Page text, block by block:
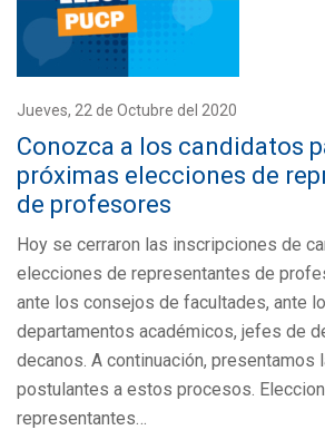
Jueves, 22 de Octubre del 2020
Conozca a los candidatos
próximas elecciones de
de profesores
Hoy se cerraron las inscripciones de
elecciones de representantes de
ante los consejos de facultades, ante
departamentos académicos, jefes de
decanos. A continuación, presentamos
postulantes a estos procesos.
representantes…